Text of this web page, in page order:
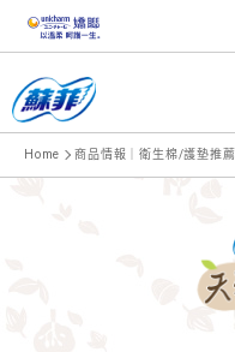
Home 商品情報｜衛生棉/護墊推薦